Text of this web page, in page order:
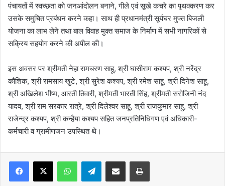
पंचायतों में स्वच्छता को जनआंदोलन बनाने, गीले एवं सूखे कचरे का पृथक्करण कर
उसके समुचित प्रबंधन करने कहा। साथ ही प्रधानमंत्री सूर्यघर मुफ्त बिजली
योजना का लाभ लेने तथा बाल विवाह मुक्त समाज के निर्माण में सभी नागरिकों से
सक्रिय सहयोग करने की अपील की।
इस अवसर पर श्रीमती नेहा रामचरण साहू, श्री घासीराम कश्यप, श्री नरेंद्र
कौशिक, श्री रामसाय खुटे, श्री सुरेश कश्यप, श्री रमेश साहू, श्री दिनेश साहू,
श्री अखिलेश भीष्म, आरती तिवारी, श्रीमती भारती सिंह, श्रीमती सरोजिनी नंद
यादव, श्री राम सरकार रात्रे, श्री दिलेश्वर साहू, श्री राजकुमार साहु, श्री
राजेन्द्र कश्यप, श्री कन्हैया कश्यप सहित जनप्रतिनिधिगण एवं अधिकारी-
कर्मचारी व ग्रामीणजन उपस्थित थे।
Telegram